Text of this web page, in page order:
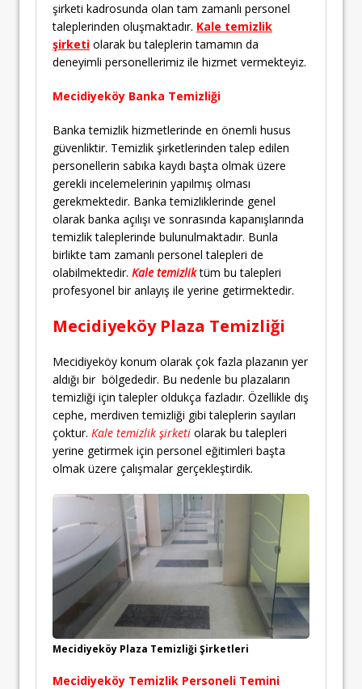
şirketi kadrosunda olan tam zamanlı personel
taleplerinden oluşmaktadır. Kale temizlik
şirketi olarak bu taleplerin tamamın da
deneyimli personellerimiz ile hizmet vermekteyiz.
Mecidiyeköy Banka Temizliği
Banka temizlik hizmetlerinde en önemli husus
güvenliktir. Temizlik şirketlerinden talep edilen
personellerin sabıka kaydı başta olmak üzere
gerekli incelemelerinin yapılmış olması
gerekmektedir. Banka temizliklerinde genel
olarak banka açılışı ve sonrasında kapanışlarında
temizlik taleplerinde bulunulmaktadır. Bunla
birlikte tam zamanlı personel talepleri de
olabilmektedir. Kale temizliktüm bu talepleri
profesyonel bir anlayış ile yerine getirmektedir.
Mecidiyeköy Plaza Temizliği
Mecidiyeköy konum olarak çok fazla plazanın yer
aldığı bir bölgededir. Bu nedenle bu plazaların
temizliği için talepler oldukça fazladır. Özellikle dış
cephe, merdiven temizliği gibi taleplerin sayıları
çoktur. Kale temizlik şirketi olarak bu talepleri
yerine getirmek için personel eğitimleri başta
olmak üzere çalışmalar gerçekleştirdik.
Mecidiyeköy Plaza Temizliği Şirketleri
Mecidiyeköy Temizlik Personeli Temini